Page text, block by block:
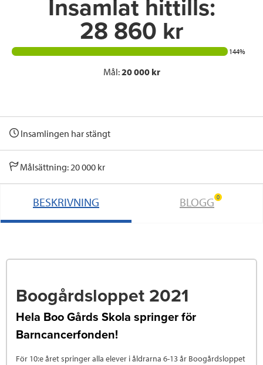
Insamlat hittills:
28 860 kr
144%
Mål:20 000 kr
Insamlingen har stängt
Målsättning: 20 000 kr
BESKRIVNING BLOGG 0
Boogårdsloppet 2021
Hela Boo Gårds Skola springer för
Barncancerfonden!
För 10:e året springer alla elever i åldrarna 6-13 år Boogårdsloppet